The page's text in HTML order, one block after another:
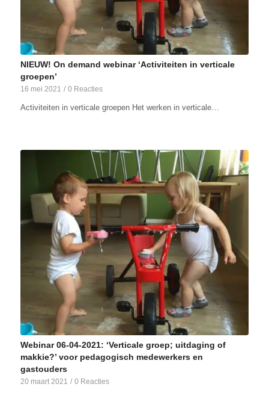
NIEUW! On demand webinar ‘Activiteiten in verticale
groepen’
16 mei 2021 / 0 Reacties
Activiteiten in verticale groepen Het werken in verticale…
Webinar 06-04-2021: ‘Verticale groep; uitdaging of
makkie?’ voor pedagogisch medewerkers en
gastouders
20 maart 2021 / 0 Reacties